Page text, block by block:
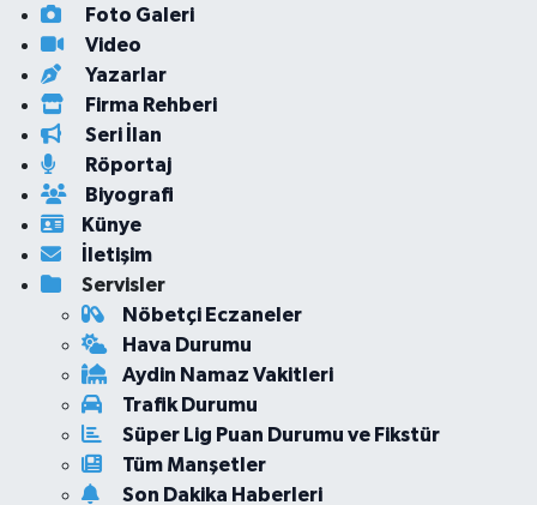
Foto Galeri
Video
Yazarlar
Firma Rehberi
Seri İlan
Röportaj
Biyografi
Künye
İletişim
Servisler
Nöbetçi Eczaneler
Hava Durumu
Aydin Namaz Vakitleri
Trafik Durumu
Süper Lig Puan Durumu ve Fikstür
Tüm Manşetler
Son Dakika Haberleri